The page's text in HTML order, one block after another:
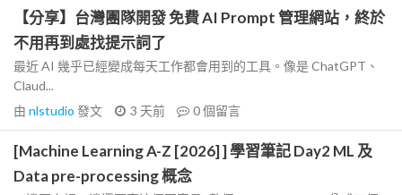
【分享】台灣團隊開發 免費 AI Prompt 管理網站，終於
不用再到處找提示詞了
最近 AI 幾乎已經變成每天工作都會用到的工具。像是 ChatGPT、
Claud...
由 nlstudio 發文 3 天前 0個留言
[Machine Learning A-Z [2026] ] 學習筆記 Day2 ML 及
Data pre-processing 概念